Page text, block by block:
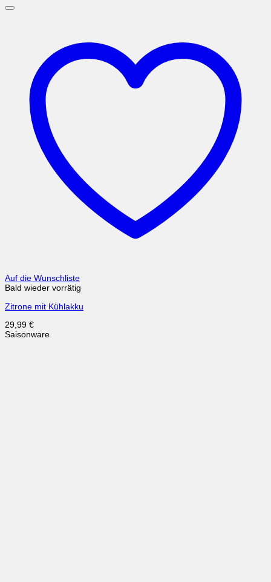
Auf die Wunschliste
Bald wieder vorrätig
Zitrone mit Kühlakku
29,99 €
Saisonware